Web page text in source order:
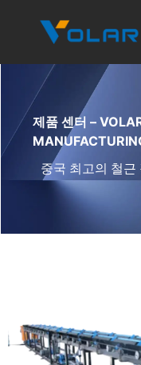
제품 센터 –
중국 최고의 철근